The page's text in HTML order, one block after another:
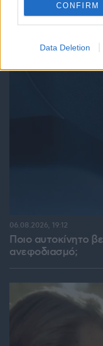
CONFIRM
Data Deletion
Ποιο αυτοκίνητο
ανεφοδιασμό;
06.08.2026, 19:12